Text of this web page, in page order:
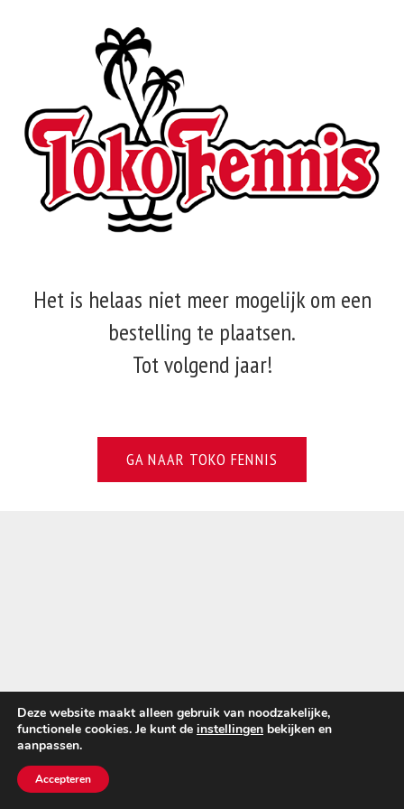
Het is helaas niet meer mogelijk om een
bestelling te plaatsen.
Tot volgend jaar!
GA NAAR TOKO FENNIS
Deze website maakt alleen gebruik van noodzakelijke,
functionele cookies. Je kunt de instellingen bekijken en
aanpassen.
Accepteren